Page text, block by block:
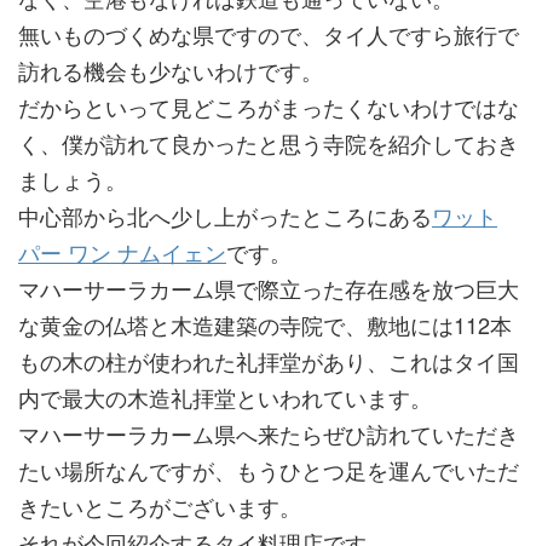
無いものづくめな県ですので、タイ人ですら旅行で
訪れる機会も少ないわけです。
だからといって見どころがまったくないわけではな
く、僕が訪れて良かったと思う寺院を紹介しておき
ましょう。
中心部から北へ少し上がったところにあるワット
パー ワン ナムイェンです。
マハーサーラカーム県で際立った存在感を放つ巨大
な黄金の仏塔と木造建築の寺院で、敷地には112本
もの木の柱が使われた礼拝堂があり、これはタイ国
内で最大の木造礼拝堂といわれています。
マハーサーラカーム県へ来たらぜひ訪れていただき
たい場所なんですが、もうひとつ足を運んでいただ
きたいところがございます。